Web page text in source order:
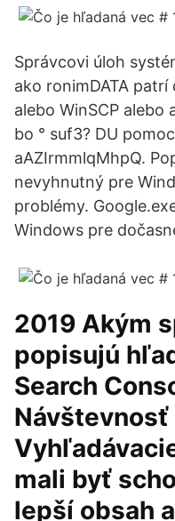
Správcovi úloh
ako ronimDATA
alebo WinSCP alebo
bo ° suf3? DU
aAZIrmmlqMhpQ.
nevyhnutný pre
problémy.
Windows pre
2019 Akým
popisujú
Search
Návštevnosť
mali byť
lepší obsah